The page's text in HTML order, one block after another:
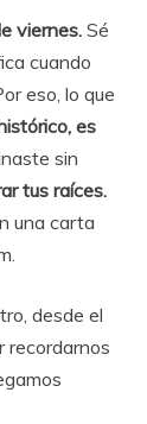
viernes.Sé
cuando
eso, lo que
es
sin
tus raíces.
una carta
desde el
recordarnos